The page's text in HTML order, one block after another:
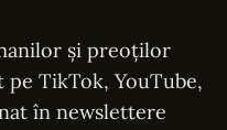
și preoților
TikTok, YouTube,
în newslettere